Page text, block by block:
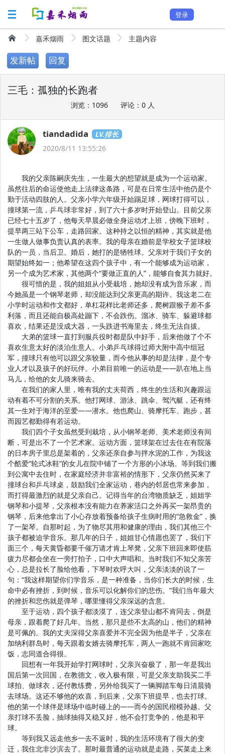
登录
嘉禾烟雨 图文话题 主题内容
发新帖 回复
三毛：孤独的长跑者
浏览：1096 评论：0 人
tiandadida
LV.排长
2020/8/11 13:55:26
我的父亲陈嗣庆先生，一生最大的想望就是成为一个运动家。
虽然往后的命运使他走上法律这条路，可是在日常生活中他仍是个
勤于活动四肢的人。父亲小学六年级开始踢足球，网球打得可以，
撞球第一流，乒乓球非常好，到了六十多岁时开始登山。目前父亲
已经七十五岁了，他每天早晨必做全身运动才上班，傍晚下班时，
提早两三站下公车，走路回家。这种持之以恒的精神，其实就是他
一生做人做事负责认真的表率。我的母亲在婚前是学校女子篮球校
队的一员，当后卫。婚后，她打的是牺牲球。父亲对于我们子女的
期望始终如一；他希望在这四个孩子中，有一个能够成为运动家，
另一个成为艺术家，其他两个“要做正直的人”，能够自食其力就好。
很可惜的是，我的姐姐从小受栽培，她却没有成为音乐家，而
今她虽是一个钢琴老师，却没能达到父亲更高的期许。我这老二在
小学时运动和作文都好，单杠花样比老师还多，爬树跟猴子差不多
利落，而且还能自极高处蹦下，不会跌伤。溜冰、骑车、躲避球都
喜欢，结果还是没成大器，一头跌进书海里去，终生无法自拔。
大弟的篮球一直打到服兵役时都是队中好手，后来他做了个不
喜欢生意太好的淡泊生意人。小弟乒乓球得过师大附中高中组冠
军，撞球只有他可以跟父亲较量，而今他从事的却是法律，是个专
业人才以及孩子的好玩伴。小弟目前唯一的运动是——趴在地上当
马儿，给他的女儿骑来骑去。
在我们的家人里，唯有我的丈夫荷西，终生的生活和兴趣跟运
动有着不可分割的关系。他打网球、游泳、跳伞、驾汽艇，还有终
其一生对于海洋的至爱——潜水。他也爬山、骑摩托车、跑步，甚
而园艺都勤得有若运动。
我们四个子女虽然受到栽培，从小钢琴老师、美术老师没有间
断，可是出不了一个艺术家。运动方面，篮球架在过去住在有院落
的日本房子里总是架着的，父亲还亲自参与拌水泥的工作，为我这
个酷爱“轮式冰鞋”的女儿在院中铺了一个方形的小冰场。等到我们搬
到公寓中去住时，在家庭经济并非富裕的情形下，父亲仍然买来了
撞球台和乒乓球桌，鼓励我们全家运动，巷内的邻居也常来参加，
而打得最激烈的就是父亲自己。记得当年的台湾物质缺乏，姐姐学
钢琴和小提琴，父亲根本没有能力在养家活口之外再买一架昂贵的
钢琴，后来他拿出了小心存放着预备给孩子生病时用的“急救金”，换
了一架琴。自那时起，为了物尽其用和健康的理由，我们其他三个
孩子都被迫学音乐。那几年的日子，姐姐甘心情愿也罢了，我们下
面三个，每天黄昏都要千催万请才肯上琴凳，父亲下班回来即使筋
疲力尽都会坐在一旁打拍子，口中大声唱和。当时我们不知父亲苦
心，总是拉长了脸给他看，下琴时欢呼大叫，父亲淡淡的说了一
句：“我这样期望你们学音乐，是一种准备，当你们长大的时候，生
命中必有挫折，到时候，音乐可以化解你们的悲伤。”我们当年最大
的挫折和悲伤就是弹琴，哪里懂得父亲深远的含意。
至于运动，四个孩子都淡漠了，连父亲登山都不肯同去，倒是
母亲，跟着爬了好几年。当然，那只是些不太高的山，他们的精神
是可佩的。我的丈夫深得父亲喜爱并不完全因为他是半子，父亲在
加纳利群岛时，每天跟着女婿去骑摩托车，两人一跑就不肯回家吃
饭，志同道合得很。
回想有一年我开始学打网球时，父亲兴奋极了，那一年是我出
国后第一次回国，在教德文，收入极有限，可是父亲支助我买二手
球拍、做球衣，还付教练费，另外给我买了一辆脚踏车每日清晨骑
去球场。这还不够他的欢喜，到后来，父亲下班提早，也去打球。
他的第一个球伴是球场中临时碰上的——而今的国民楷模孙越。父
亲打球不丢脸，抽球抽得又稳又好，他不会打竞争的，他是和平
球。
等到我又远走他乡一去不返时，我的生活环境有了很大的变
迁，我住北非沙滨去了。那时最普通的运动就是走路，买菜走上来